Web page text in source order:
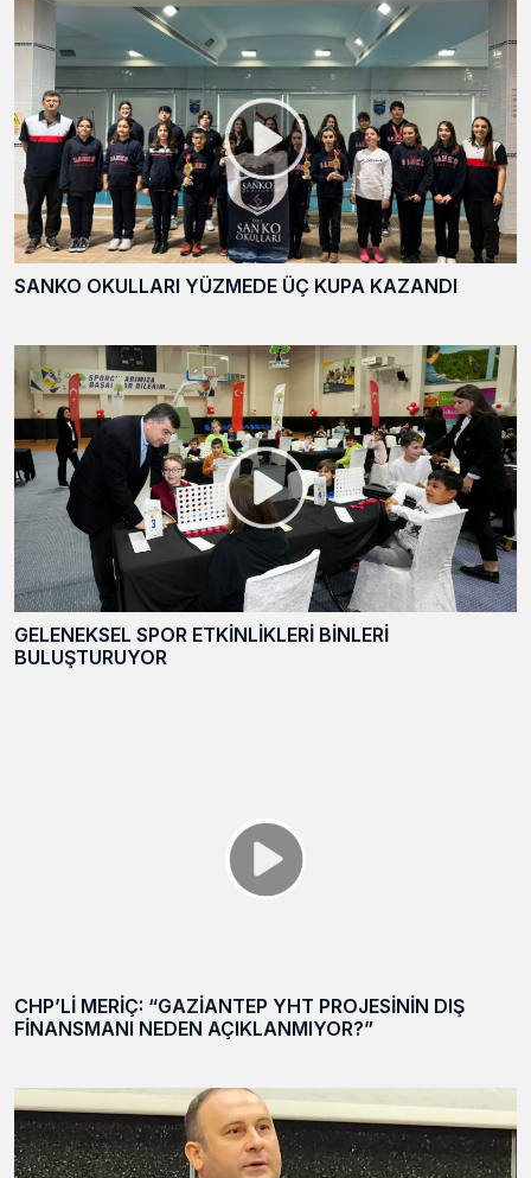
SANKO OKULLARI YÜZMEDE ÜÇ KUPA KAZANDI
GELENEKSEL SPOR ETKİNLİKLERİ BİNLERİ
BULUŞTURUYOR
CHP’Lİ MERİÇ: “GAZİANTEP YHT PROJESİNİN DIŞ
FİNANSMANI NEDEN AÇIKLANMIYOR?”